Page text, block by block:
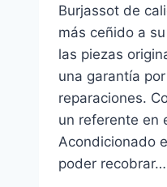
Burjassot de
más ceñido a
las piezas
una garantía
reparaciones.
un referente en
Acondicionado
poder recobrar…